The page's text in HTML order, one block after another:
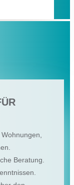
Beratung.